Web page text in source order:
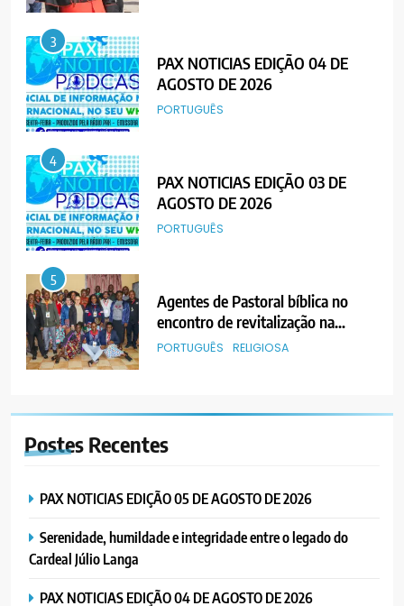
3
PAX NOTICIAS EDIÇÃO 04 DE
AGOSTO DE 2026
PORTUGUÊS
4
PAX NOTICIAS EDIÇÃO 03 DE
AGOSTO DE 2026
PORTUGUÊS
5
Agentes de Pastoral bíblica no
encontro de revitalização na
Diocese de Chimoio
PORTUGUÊS RELIGIOSA
“Um movimento eclesial sem
Cristo como centro é uma simples
MERCADO DE INHAMÍZUA:
VENDEDORES FOI ACEITE, MAS
Postes Recentes
PAX NOTICIAS EDIÇÃO 05 DE AGOSTO DE 2026
Serenidade, humildade e integridade entre o legado do
Cardeal Júlio Langa
PAX NOTICIAS EDIÇÃO 04 DE AGOSTO DE 2026